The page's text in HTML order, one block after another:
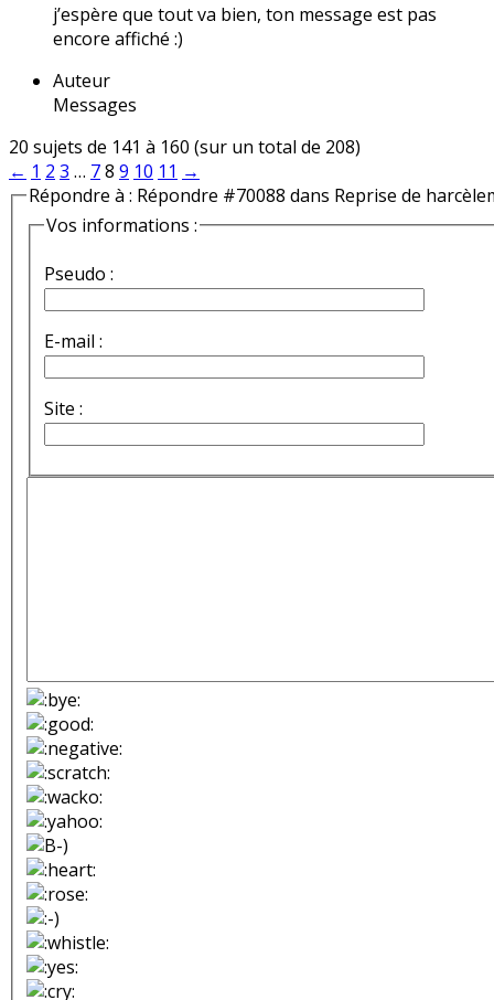
j’espère que tout va bien, ton message est pas
encore affiché :)
Auteur
Messages
20 sujets de 141 à 160 (sur un total de 208)
← 1 2 3 … 78 9 10 11 →
Répondre à : Répondre #70088 dans Reprise de
Vos informations :
Pseudo :
E-mail :
Site :